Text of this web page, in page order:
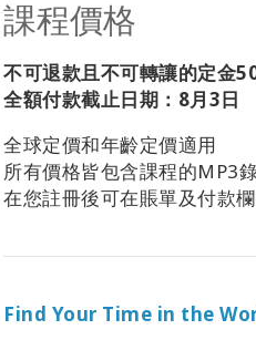
課程價格
不可退款且不可轉讓的定金
全額付款截止日期：8月3日
全球定價和年齡定價適用
所有價格皆包含課程的MP3錄
在您註冊後可在賬單及付款
Find Your Time in the